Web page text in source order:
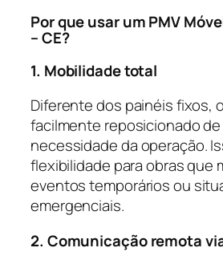
Por que usar um PMV
– CE?
1. Mobilidade total
Diferente dos painéis fixos,
facilmente reposicionado
necessidade da operação.
flexibilidade para obras que
eventos temporários ou
emergenciais.
2. Comunicação remota